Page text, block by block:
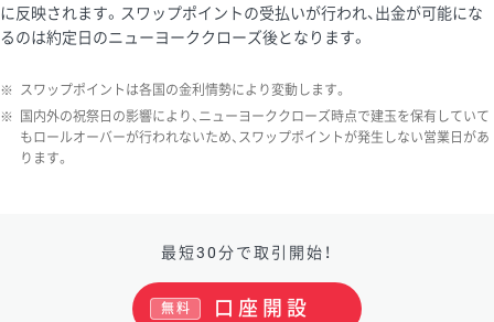
に反映されます。スワップポイントの受払いが行われ、出金が可能にな
るのは約定日のニューヨーククローズ後となります。
※ スワップポイントは各国の金利情勢により変動します。
※
国内外の祝祭日の影響により、ニューヨーククローズ時点で建玉を保有していて
もロールオーバーが行われないため、スワップポイントが発生しない営業日があ
ります。
最短30分で取引開始！
口座開設
無料